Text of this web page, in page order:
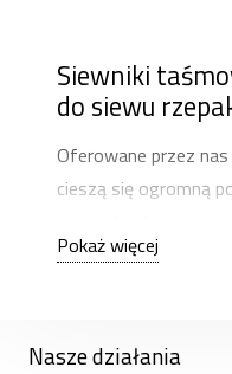
Siewniki
do siewu
Oferowane przez
cieszą się ogromną
technologii siewu
Uprawa pasowa,
Pokaż więcej
Nasze działania